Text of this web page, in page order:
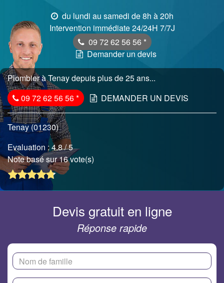
du lundi au samedi de 8h à 20h
Intervention immédiate 24/24H 7/7J
09 72 62 56 56 *
Demander un devis
Plombier à Tenay depuis plus de 25 ans...
09 72 62 56 56* DEMANDER UN DEVIS
Tenay (01230)
Evaluation :4.8/ 5
Note basé sur 16 vote(s)
Devis gratuit en ligne
Réponse rapide